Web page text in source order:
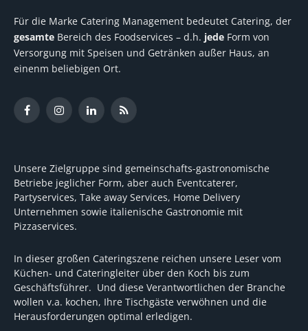
Für die Marke Catering Management bedeutet Catering, der
gesamte Bereich des Foodservices – d.h. jede Form von
Versorgung mit Speisen und Getränken außer Haus, an
einenm beliebigen Ort.
FacebookInstagramLinkedInRSS
Unsere Zielgruppe sind gemeinschafts-gastronomische
Betriebe jeglicher Form, aber auch Eventcaterer,
Partyservices, Take away Services, Home Delivery
Unternehmen sowie italienische Gastronomie mit
Pizzaservices.
In dieser großen Cateringszene reichen unsere Leser vom
Küchen- und Cateringleiter über den Koch bis zum
Geschäftsführer. Und diese Verantwortlichen der Branche
wollen v.a. kochen, Ihre Tischgäste verwöhnen und die
Herausforderungen optimal erledigen.